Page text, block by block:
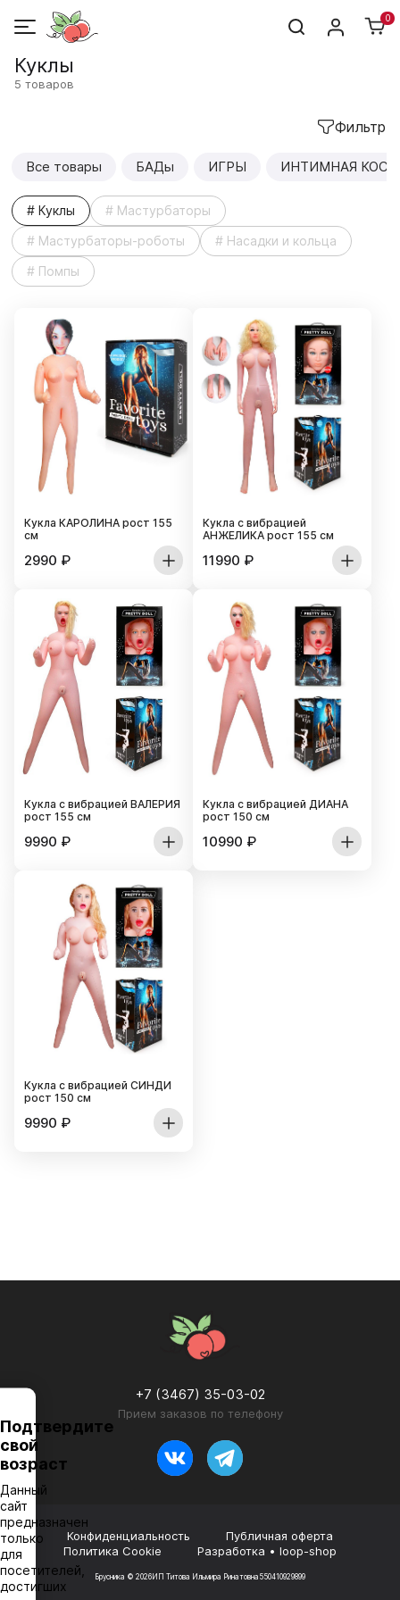
0
Куклы
5 товаров
Фильтр
Все товары БАДы ИГРЫ ИНТИМНАЯ
# Куклы
# Мастурбаторы
# Мастурбаторы-роботы
# Насадки и кольца
# Помпы
Кукла КАРОЛИНА рост 155
см
2990 ₽
Кукла с вибрацией
АНЖЕЛИКА рост 155 см
11990 ₽
Кукла с вибрацией ВАЛЕРИЯ
рост 155 см
9990 ₽
Кукла с вибрацией ДИАНА
рост 150 см
10990 ₽
Кукла с вибрацией СИНДИ
рост 150 см
9990 ₽
+7 (3467) 35-03-02
Прием заказов по телефону
Брусника © 2026 ИП Титова Ильмира Ринатовна 550410929899
Конфиденциальность
Публичная оферта
Политика Cookie
Разработка • loop-shop
Подтвердите
свой
возраст
Данный
сайт
предназначен
только
для
посетителей,
достигших